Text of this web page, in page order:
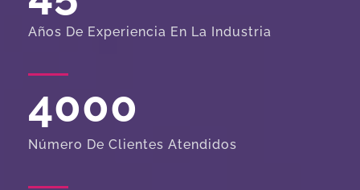
Años De Experiencia En La Industria
4000
Número De Clientes Atendidos